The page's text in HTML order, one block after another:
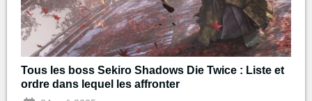
Tous les boss Sekiro Shadows Die Twice : Liste et
ordre dans lequel les affronter